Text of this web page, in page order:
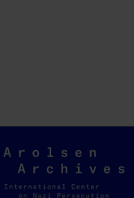
Arolsen
Archives